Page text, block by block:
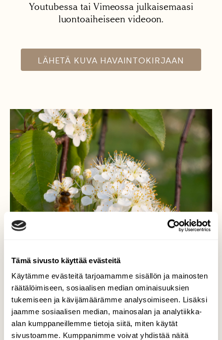
Tämä sivusto käyttää evästeitä
Käytämme evästeitä tarjoamamme sisällön ja mainosten
räätälöimiseen, sosiaalisen median ominaisuuksien
tukemiseen ja kävijämäärämme analysoimiseen. Lisäksi
jaamme sosiaalisen median, mainosalan ja analytiikka-
alan kumppaneillemme tietoja siitä, miten käytät
sivustoamme. Kumppanimme voivat yhdistää näitä
Youtubessa tai Vimeossa julkaisemaasi
luontoaiheiseen videoon.
LÄHETÄ KUVA HAVAINTOKIRJAAN